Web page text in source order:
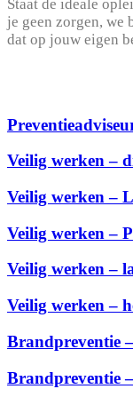
Staat de ideale
je geen zorgen, we
dat op jouw eigen
Veilig werken –
Veilig werken –
Veilig werken –
Veilig werken –
Veilig werken –
Brandpreventie
Brandpreventie